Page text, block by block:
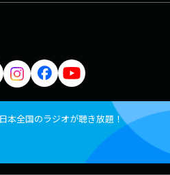
本全国のラジオが聴き放題！